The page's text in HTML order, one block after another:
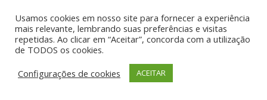
Usamos cookies em nosso site para fornecer a experiência
mais relevante, lembrando suas preferências e visitas
repetidas. Ao clicar em “Aceitar”, concorda com a utilização
de TODOS os cookies.
Configurações de cookies
ACEITAR